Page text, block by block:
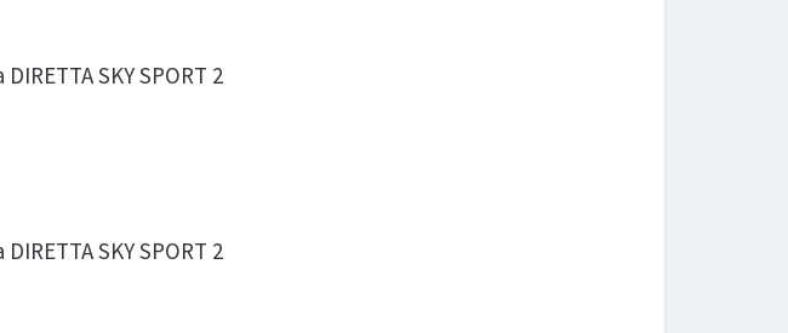
SKY SPORT 2
SKY SPORT 2